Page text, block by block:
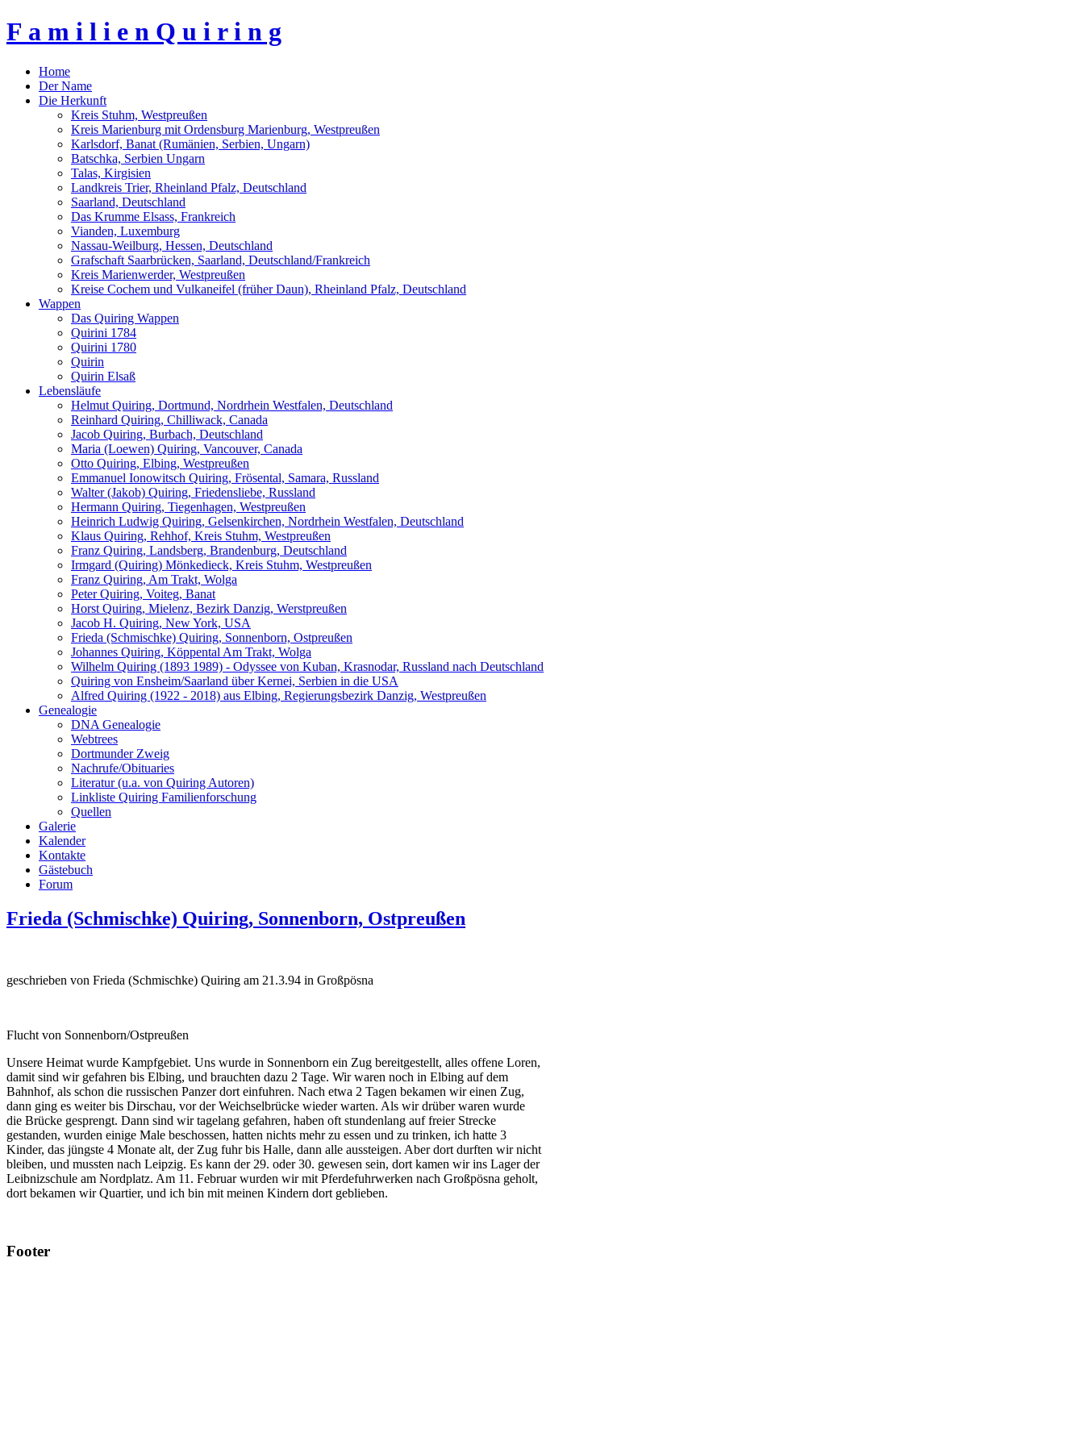
F a m i l i e n Q u i r i n g
Home
Der Name
Die Herkunft
Kreis Stuhm, Westpreußen
Kreis Marienburg mit Ordensburg Marienburg, Westpreußen
Karlsdorf, Banat (Rumänien, Serbien, Ungarn)
Batschka, Serbien Ungarn
Talas, Kirgisien
Landkreis Trier, Rheinland Pfalz, Deutschland
Saarland, Deutschland
Das Krumme Elsass, Frankreich
Vianden, Luxemburg
Nassau-Weilburg, Hessen, Deutschland
Grafschaft Saarbrücken, Saarland, Deutschland/Frankreich
Kreis Marienwerder, Westpreußen
Kreise Cochem und Vulkaneifel (früher Daun), Rheinland Pfalz, Deutschland
Wappen
Das Quiring Wappen
Quirini 1784
Quirini 1780
Quirin
Quirin Elsaß
Lebensläufe
Helmut Quiring, Dortmund, Nordrhein Westfalen, Deutschland
Reinhard Quiring, Chilliwack, Canada
Jacob Quiring, Burbach, Deutschland
Maria (Loewen) Quiring, Vancouver, Canada
Otto Quiring, Elbing, Westpreußen
Emmanuel Ionowitsch Quiring, Frösental, Samara, Russland
Walter (Jakob) Quiring, Friedensliebe, Russland
Hermann Quiring, Tiegenhagen, Westpreußen
Heinrich Ludwig Quiring, Gelsenkirchen, Nordrhein Westfalen, Deutschland
Klaus Quiring, Rehhof, Kreis Stuhm, Westpreußen
Franz Quiring, Landsberg, Brandenburg, Deutschland
Irmgard (Quiring) Mönkedieck, Kreis Stuhm, Westpreußen
Franz Quiring, Am Trakt, Wolga
Peter Quiring, Voiteg, Banat
Horst Quiring, Mielenz, Bezirk Danzig, Werstpreußen
Jacob H. Quiring, New York, USA
Frieda (Schmischke) Quiring, Sonnenborn, Ostpreußen
Johannes Quiring, Köppental Am Trakt, Wolga
Wilhelm Quiring (1893 1989) - Odyssee von Kuban, Krasnodar, Russland nach Deutschland
Quiring von Ensheim/Saarland über Kernei, Serbien in die USA
Alfred Quiring (1922 - 2018) aus Elbing, Regierungsbezirk Danzig, Westpreußen
Genealogie
DNA Genealogie
Webtrees
Dortmunder Zweig
Nachrufe/Obituaries
Literatur (u.a. von Quiring Autoren)
Linkliste Quiring Familienforschung
Quellen
Galerie
Kalender
Kontakte
Gästebuch
Forum
Frieda (Schmischke) Quiring, Sonnenborn, Ostpreußen
geschrieben von Frieda (Schmischke) Quiring am 21.3.94 in Großpösna
Flucht von Sonnenborn/Ostpreußen
Unsere Heimat wurde Kampfgebiet. Uns wurde in Sonnenborn ein Zug bereitgestellt, alles offene Loren,
damit sind wir gefahren bis Elbing, und brauchten dazu 2 Tage. Wir waren noch in Elbing auf dem
Bahnhof, als schon die russischen Panzer dort einfuhren. Nach etwa 2 Tagen bekamen wir einen Zug,
dann ging es weiter bis Dirschau, vor der Weichselbrücke wieder warten. Als wir drüber waren wurde
die Brücke gesprengt. Dann sind wir tagelang gefahren, haben oft stundenlang auf freier Strecke
gestanden, wurden einige Male beschossen, hatten nichts mehr zu essen und zu trinken, ich hatte 3
Kinder, das jüngste 4 Monate alt, der Zug fuhr bis Halle, dann alle aussteigen. Aber dort durften wir nicht
bleiben, und mussten nach Leipzig. Es kann der 29. oder 30. gewesen sein, dort kamen wir ins Lager der
Leibnizschule am Nordplatz. Am 11. Februar wurden wir mit Pferdefuhrwerken nach Großpösna geholt,
dort bekamen wir Quartier, und ich bin mit meinen Kindern dort geblieben.
Footer